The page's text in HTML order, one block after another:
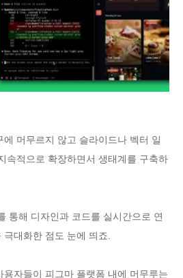
머무르지 않고 슬라이드나 벡터 일
속적으로 확장하면서 생태계를 구축하
통해 디자인과 코드를 실시간으로 연
대화한 점도 눈에 띄죠.
자들이 피그마 플랫폼 내에 머무루는